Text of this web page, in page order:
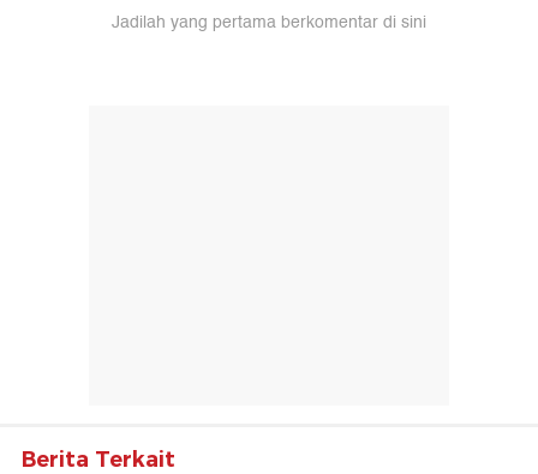
Jadilah yang pertama berkomentar di sini
Berita Terkait